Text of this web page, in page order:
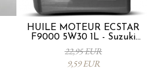
HUILE MOTEUR ECSTAR
F9000 5W30 1L - Suzuki
990R0-21E72-001
22,95 EUR
9,59 EUR